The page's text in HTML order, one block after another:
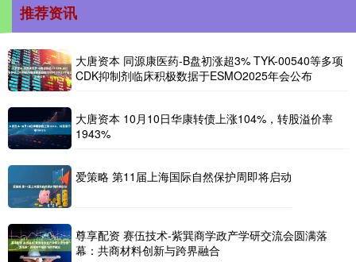
推荐资讯
大唐资本 同源康医药-B盘初涨超3% TYK-00540等多项
CDK抑制剂临床积极数据于ESMO2025年会公布
大唐资本 10月10日华康转债上涨104%，转股溢价率
1943%
爱策略 第11届上海国际自然保护周即将启动
尊享配资 赛伍技术-紫巽商学政产学研交流会圆满落
幕：共商材料创新与跨界融合